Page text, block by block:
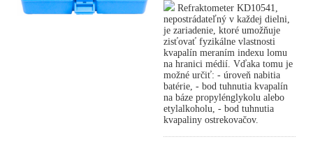
Refraktometer KD10541,
nepostrádateľný v každej dielni,
je zariadenie, ktoré umožňuje
zisťovať fyzikálne vlastnosti
kvapalín meraním indexu lomu
na hranici médií. Vďaka tomu je
možné určiť: - úroveň nabitia
batérie, - bod tuhnutia kvapalín
na báze propylénglykolu alebo
etylalkoholu, - bod tuhnutia
kvapaliny ostrekovačov.